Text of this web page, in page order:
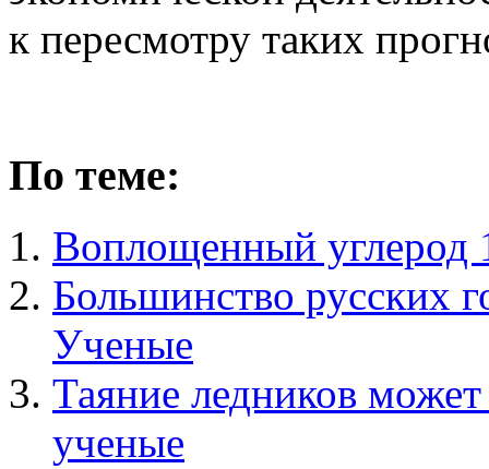
к пересмотру таких
По теме:
Воплощенный углерод
Большинство русских
Ученые
Таяние ледников
ученые